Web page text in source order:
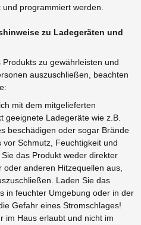
programmiert werden.
zu Ladegeräten und
zu gewährleisten und
auszuschließen, beachten
mit dem mitgelieferten
geeignete Ladegeräte wie z.B.
beschädigen oder sogar Brände
Schmutz, Feuchtigkeit und
das Produkt weder direkter
anderen Hitzequellen aus,
Laden Sie das
in feuchter Umgebung oder in der
Gefahr eines Stromschlages!
im Haus erlaubt und nicht im